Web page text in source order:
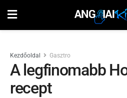
Kezdőoldal Gasztro
A legfinomabb
recept